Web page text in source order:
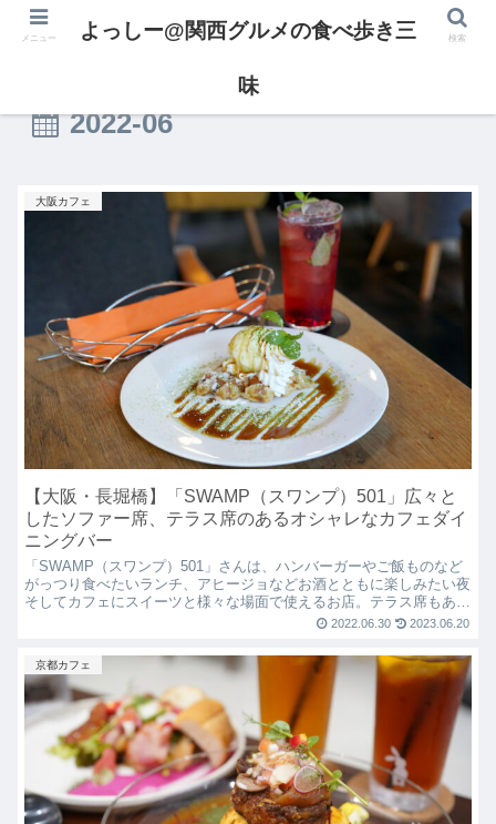
2022-06
大阪カフェ
【大阪・長堀橋】「SWAMP（スワンプ）501」広々と
したソファー席、テラス席のあるオシャレなカフェダイ
ニングバー
「SWAMP（スワンプ）501」さんは、ハンバーガーやご飯ものなど
がっつり食べたいランチ、アヒージョなどお酒とともに楽しみたい夜
そしてカフェにスイーツと様々な場面で使えるお店。テラス席もあ
り、夜にはライトアップされデートでもおススメですよ！
2022.06.30 2023.06.20
京都カフェ
メニュー よっしー@関西グルメの食べ歩き三
味
検索